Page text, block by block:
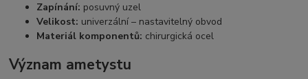
Zapínání: posuvný uzel
Velikost: univerzální – nastavitelný obvod
Materiál komponentů: chirurgická ocel
Význam ametystu